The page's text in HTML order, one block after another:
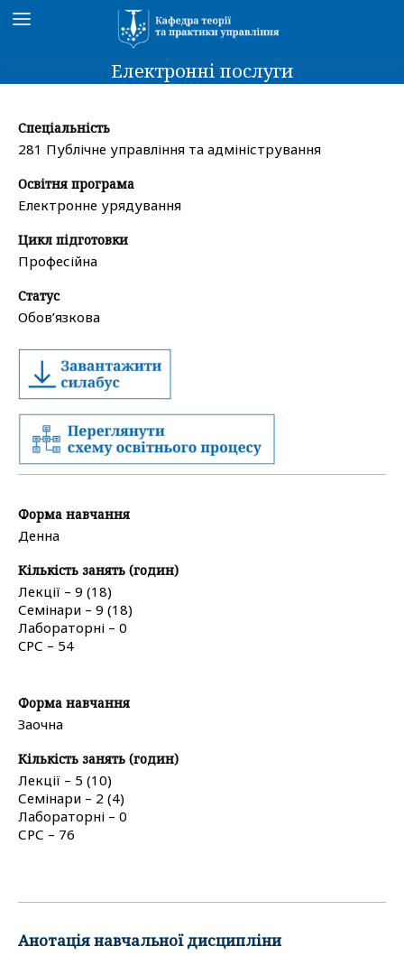
Електронні послуги
Спеціальність
281 Публічне управління та адміністрування
Освітня програма
Електронне урядування
Цикл підготовки
Професійна
Статус
Обов’язкова
Форма навчання
Денна
Кількість занять (годин)
Лекції – 9 (18)
Семінари – 9 (18)
Лабораторні – 0
CРС – 54
Форма навчання
Заочна
Кількість занять (годин)
Лекції – 5 (10)
Семінари – 2 (4)
Лабораторні – 0
СРС – 76
Анотація навчальної дисципліни